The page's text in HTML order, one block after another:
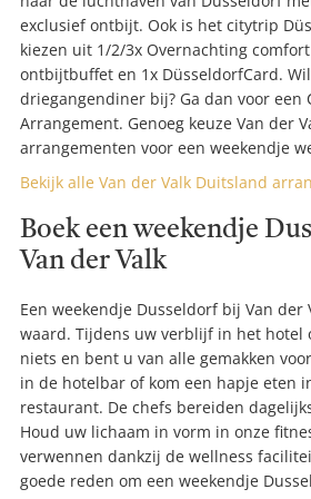
exclusief ontbijt. Ook is het citytrip
kiezen uit 1/2/3x Overnachting
ontbijtbuffet en 1x DüsseldorfCard.
driegangendiner bij? Ga dan voor een
Arrangement. Genoeg keuze Van der
arrangementen voor een weekendje
Bekijk alle Van der Valk Duitsland
Boek een weekendje
Van der Valk
Een weekendje Dusseldorf bij Van
waard. Tijdens uw verblijf in het hotel
niets en bent u van alle gemakken
in de hotelbar of kom een hapje eten
restaurant. De chefs bereiden
Houd uw lichaam in vorm in onze
verwennen dankzij de wellness
goede reden om een weekendje